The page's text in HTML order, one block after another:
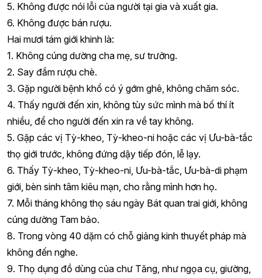
5. Không được nói lỗi của người tại gia và xuất gia.
6. Không được bán rượu.
Hai mươi tám giới khinh là:
1. Không cúng dường cha mẹ, sư trưởng.
2. Say đắm rượu chè.
3. Gặp người bệnh khổ có ý gớm ghê, không chăm sóc.
4. Thấy người đến xin, không tùy sức mình mà bố thí ít
nhiều, để cho người đến xin ra về tay không.
5. Gặp các vị Tỳ-kheo, Tỳ-kheo-ni hoặc các vị Ưu-bà-tắc
thọ giới trước, không đứng dậy tiếp đón, lễ lạy.
6. Thấy Tỳ-kheo, Tỳ-kheo-ni, Ưu-bà-tắc, Ưu-bà-di phạm
giới, bèn sinh tâm kiêu mạn, cho rằng mình hơn họ.
7. Mỗi tháng không thọ sáu ngày Bát quan trai giới, không
cúng dường Tam bảo.
8. Trong vòng 40 dặm có chỗ giảng kinh thuyết pháp mà
không đến nghe.
9. Thọ dụng đồ dùng của chư Tăng, như ngọa cụ, giường,